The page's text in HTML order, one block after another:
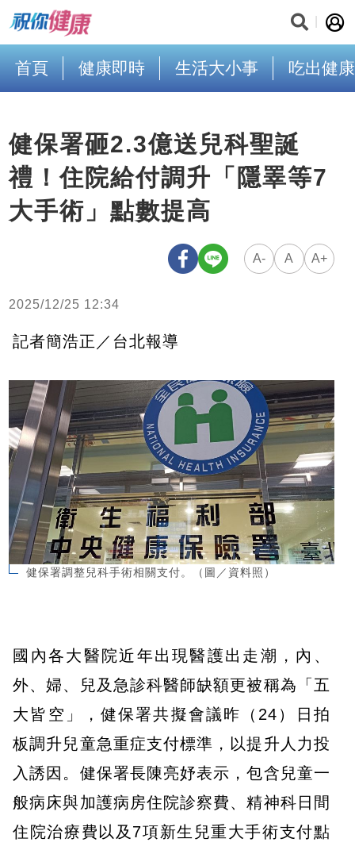
首頁 健康即時 生活大小事 吃出健康
健保署砸2.3億送兒科聖誕
禮！住院給付調升「隱睪等7
大手術」點數提高
A- A A+
2025/12/25 12:34
記者簡浩正／台北報導
健保署調整兒科手術相關支付。（圖／資料照）
國內各大醫院近年出現醫護出走潮，內、
外、婦、兒及急診科醫師缺額更被稱為「五
大皆空」，健保署共擬會議昨（24）日拍
板調升兒童急重症支付標準，以提升人力投
入誘因。健保署長陳亮妤表示，包含兒童一
般病床與加護病房住院診察費、精神科日間
住院治療費以及7項新生兒重大手術支付點